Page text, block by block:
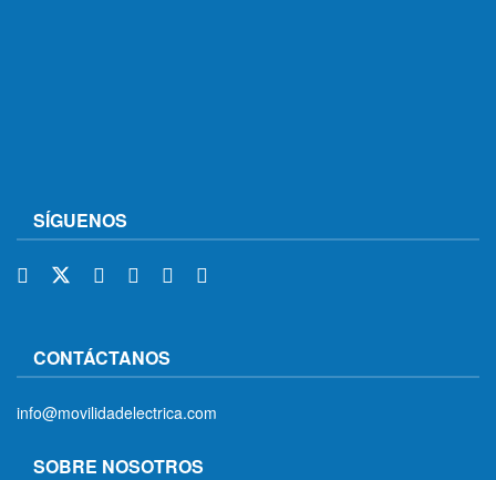
SÍGUENOS
CONTÁCTANOS
info@movilidadelectrica.com
SOBRE NOSOTROS